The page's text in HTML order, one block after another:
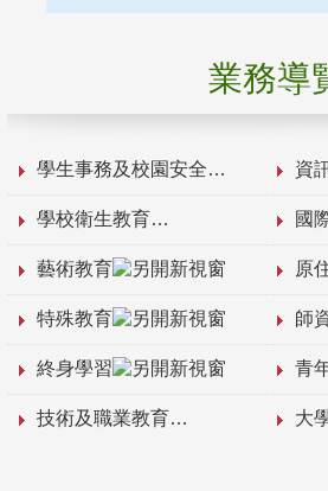
業務導
學生事務及校園安全 資
學校衛生教育 國
藝術教育 原
特殊教育 師
終身學習 青
技術及職業教育 大